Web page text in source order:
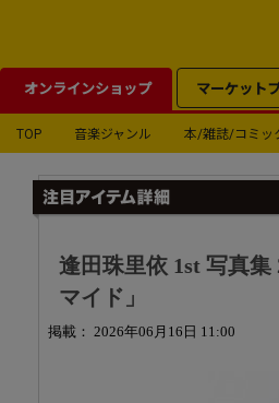
オンラインショップ マーケット
TOP 音楽ジャンル 本/雑誌/コミッ
逢田珠里依 1st 写真
マイド」
掲載： 2026年06月16日 11:00